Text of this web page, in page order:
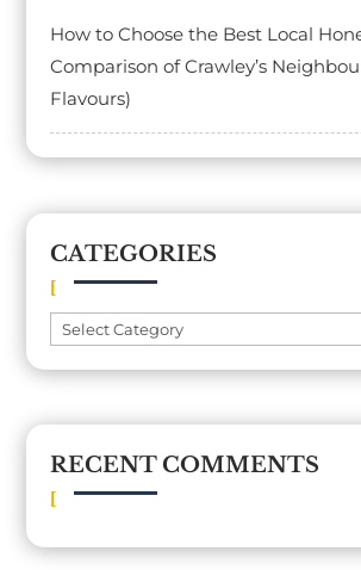
How to Choose the Best Local
Comparison of Crawley’s
Flavours)
CATEGORIES
Categories
RECENT COMMENTS